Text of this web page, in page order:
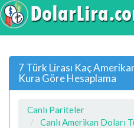
7 Türk Lirası Kaç
Kura Göre Hesaplama
Canlı Pariteler
Canlı Amerikan Doları